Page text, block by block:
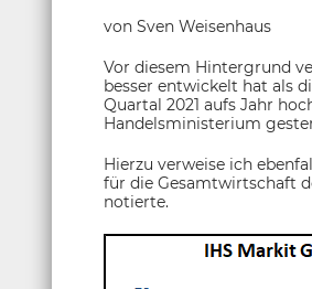
von Sven Weisenhaus
Vor diesem Hintergrund
besser entwickelt hat als
Quartal 2021 aufs Jahr
Handelsministerium
Hierzu verweise ich
für die Gesamtwirtschaft
notierte.